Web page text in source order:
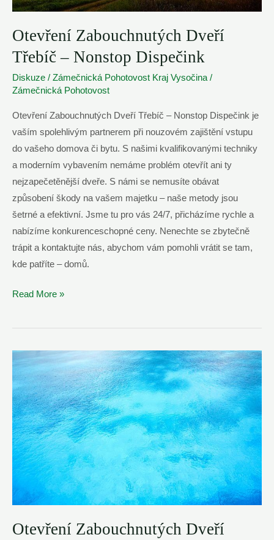
Otevření Zabouchnutých Dveří
Třebíč – Nonstop Dispečink
Diskuze / Zámečnická Pohotovost Kraj Vysočina /
Zámečnická Pohotovost
Otevření Zabouchnutých Dveří Třebíč – Nonstop Dispečink je
vaším spolehlivým partnerem při nouzovém zajištění vstupu
do vašeho domova či bytu. S našimi kvalifikovanými techniky
a moderním vybavením nemáme problém otevřít ani ty
nejzapečetěnější dveře. S námi se nemusíte obávat
způsobení škody na vašem majetku – naše metody jsou
šetrné a efektivní. Jsme tu pro vás 24/7, přicházíme rychle a
nabízíme konkurenceschopné ceny. Nenechte se zbytečně
trápit a kontaktujte nás, abychom vám pomohli vrátit se tam,
kde patříte – domů.
Otevření
Dveří
–
Nonstop
Dispečink
Read More »
Otevření Zabouchnutých Dveří